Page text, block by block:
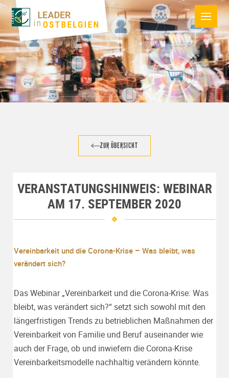
ZUR ÜBERSICHT
VERANSTATUNGSHINWEIS: WEBINAR
AM 17. SEPTEMBER 2020
Vereinbarkeit und die Corona-Krise – Was bleibt, was
verändert sich?
Das Webinar „Vereinbarkeit und die Corona-Krise: Was
bleibt, was verändert sich?“ setzt sich sowohl mit den
längerfristigen Trends zu betrieblichen Maßnahmen der
Vereinbarkeit von Familie und Beruf auseinander wie
auch der Frage, ob und inwiefern die Corona-Krise
Vereinbarkeitsmodelle nachhaltig verändern könnte.